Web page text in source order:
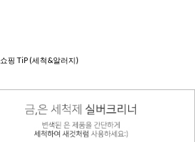
쇼핑 TiP (세척&알러지)